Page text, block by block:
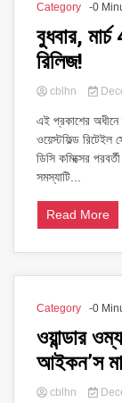
Category -0
বুধবার,
রিলিজ!
cblhn
এই প্রকাশের অধীনে
ওয়েস্টফিল্ড
ডিসি কমিক্সের
সমস্যাটি...
Read More
Category -0
ওয়ান্ডার
আইকন’স
cblhn